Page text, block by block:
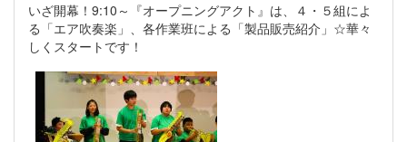
いざ開幕！9:10～『オープニングアクト』は、４・５組によ
る「エア吹奏楽」、各作業班による「製品販売紹介」☆華々
しくスタートです！